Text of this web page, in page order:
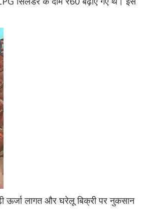
ऊर्जा लागत और घरेलू बिक्री पर नुकसान